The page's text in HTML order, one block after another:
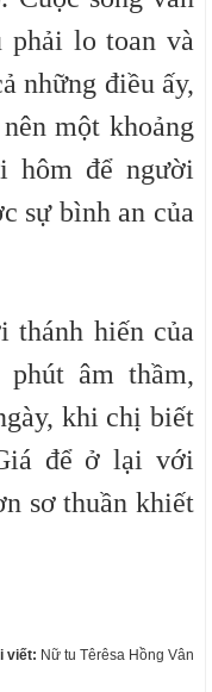
lo toan và
những điều ấy,
một khoảng
hôm để người
sự bình an của
hiến của
âm thầm,
khi chị biết
để ở lại với
sơ thuần khiết
viết: Nữ tu Têrêsa Hồng Vân